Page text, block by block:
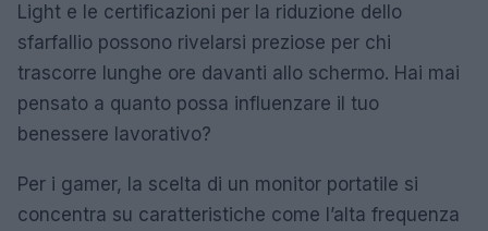
Light e le certificazioni per la riduzione dello
sfarfallio possono rivelarsi preziose per chi
trascorre lunghe ore davanti allo schermo. Hai mai
pensato a quanto possa influenzare il tuo
benessere lavorativo?
Per i gamer, la scelta di un monitor portatile si
concentra su caratteristiche come l’alta frequenza